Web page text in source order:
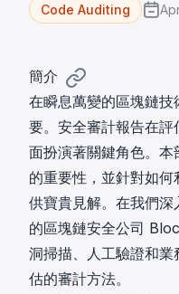
Code Auditing
簡介
在瞬息萬變的區塊鏈
要。安全審計報告在
面扮演著關鍵角色。
的重要性，並針對如
供寶貴見解。在我們
的區塊鏈安全公司
洞掃描、人工驗證和
估的審計方法。